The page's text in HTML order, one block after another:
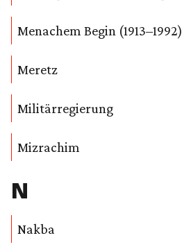
Menachem Begin (1913–1992)
Meretz
Militärregierung
Mizrachim
N
Nakba